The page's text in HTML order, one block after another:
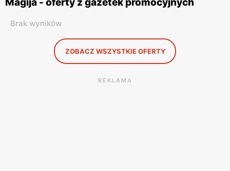
Brak wyników
ZOBACZ WSZYSTKIE OFERTY
REKLAMA